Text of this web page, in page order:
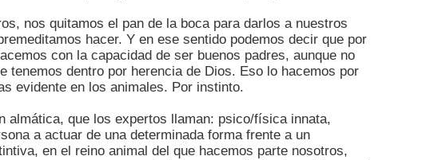
nos quitamos el pan de la boca para darlos a nuestros
hacer. Y en ese sentido podemos decir que por
con la capacidad de ser buenos padres, aunque no
tenemos dentro por herencia de Dios. Eso lo hacemos por
evidente en los animales. Por instinto.
almática, que los expertos llaman: psico/física innata,
a actuar de una determinada forma frente a un
en el reino animal del que hacemos parte nosotros,